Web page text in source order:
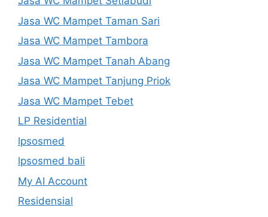
Jasa WC Mampet Taman Sari
Jasa WC Mampet Tambora
Jasa WC Mampet Tanah Abang
Jasa WC Mampet Tanjung Priok
Jasa WC Mampet Tebet
LP Residential
lpsosmed
lpsosmed bali
My AI Account
Residensial